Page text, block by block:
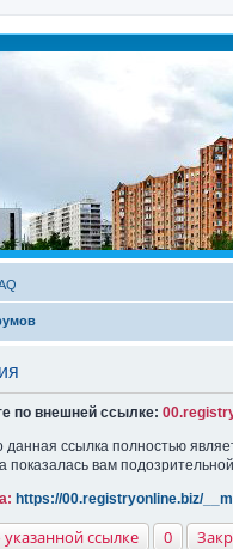
по внешней ссылке:
данная ссылка полностью
показалась вам
https://00.registryonline.biz/
ссылке 0